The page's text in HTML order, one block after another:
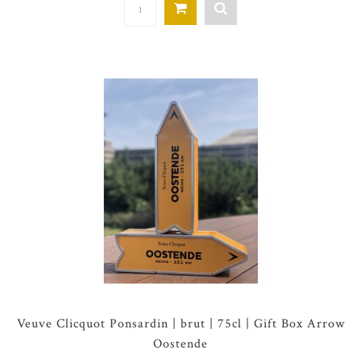
Veuve Clicquot Ponsardin | brut | 75cl | Gift Box Arrow
Oostende